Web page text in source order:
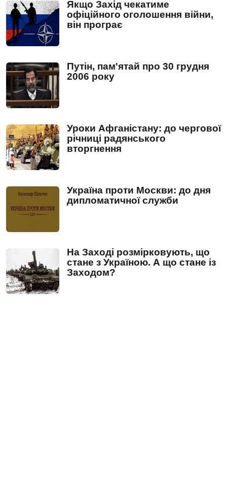
Якщо Захід чекатиме
офіційного оголошення війни,
він програє
Путін, пам'ятай про 30 грудня
2006 року
Уроки Афганістану: до чергової
річниці радянського
вторгнення
Україна проти Москви: до дня
дипломатичної служби
На Заході розмірковують, що
стане з Україною. А що стане із
Заходом?